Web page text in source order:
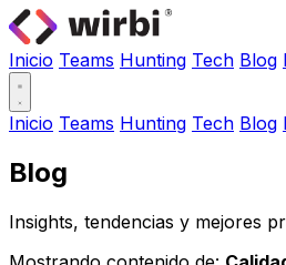
Inicio Teams Hunting Tech Blog
Inicio Teams Hunting Tech Blog
Blog
Insights, tendencias y mejores